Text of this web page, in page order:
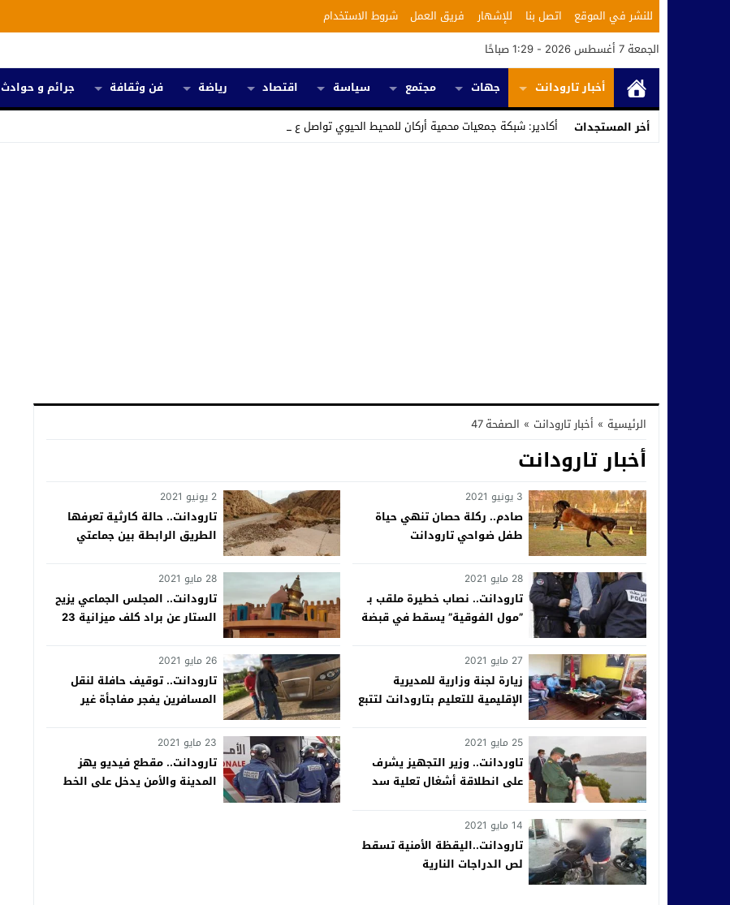
للنشر في الموقع اتصل بنا للإشهار فريق العمل
شروط الاستخدام
الجمعة 7 أغسطس 2026 - 1:29 صباحًا
أخبار تارودانت
جهات مجتمع سياسة اقتصاد رياضة فن وثقافة جرائم و حوادث
أخر المستجدات
أكادير: شبكة جمعيات محمية أركان للمحيط الحيوي تواصل عملها _
الرئيسية » أخبار تارودانت » الصفحة 47
أخبار تارودانت
3 يونيو 2021
صادم.. ركلة حصان تنهي حياة
طفل ضواحي تارودانت‎
2 يونيو 2021
تارودانت.. حالة كارثية تعرفها
الطريق الرابطة بين جماعتي
28 مايو 2021
تارودانت.. نصاب خطيرة ملقب بـ
”مول الفوقية” يسقط في قبضة
28 مايو 2021
تارودانت.. المجلس الجماعي يزيح
الستار عن براد كلف ميزانية 23
27 مايو 2021
زيارة لجنة وزارية للمديرية
الإقليمية للتعليم بتارودانت لتتبع
26 مايو 2021
تارودانت.. توقيف حافلة لنقل
المسافرين يفجر مفاجأة غير
25 مايو 2021
تاوردانت.. وزير التجهيز يشرف
على انطلاقة أشغال تعلية سد
23 مايو 2021
تارودانت.. مقطع فيديو يهز
المدينة والأمن يدخل على الخط
14 مايو 2021
تارودانت..اليقظة الأمنية تسقط
لص الدراجات النارية